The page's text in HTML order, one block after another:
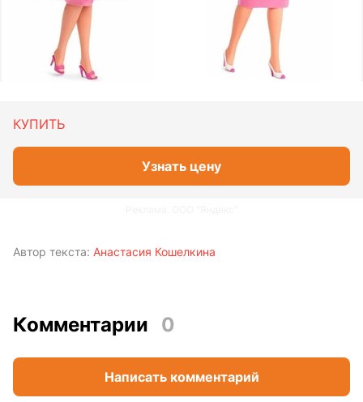
КУПИТЬ
Узнать цену
Автор текста: Анастасия Кошелкина
Комментарии 0
Написать комментарий